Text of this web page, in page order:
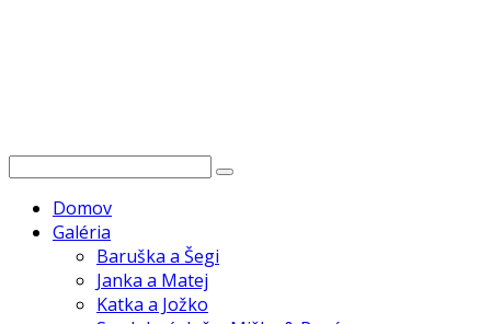
Domov
Galéria
Baruška a Šegi
Janka a Matej
Katka a Jožko